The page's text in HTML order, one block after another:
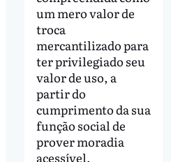
um mero valor de
troca
mercantilizado para
ter privilegiado seu
valor de uso, a
partir do
cumprimento da sua
função social de
prover moradia
acessível.